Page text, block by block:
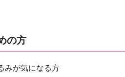
の方
みが気になる方